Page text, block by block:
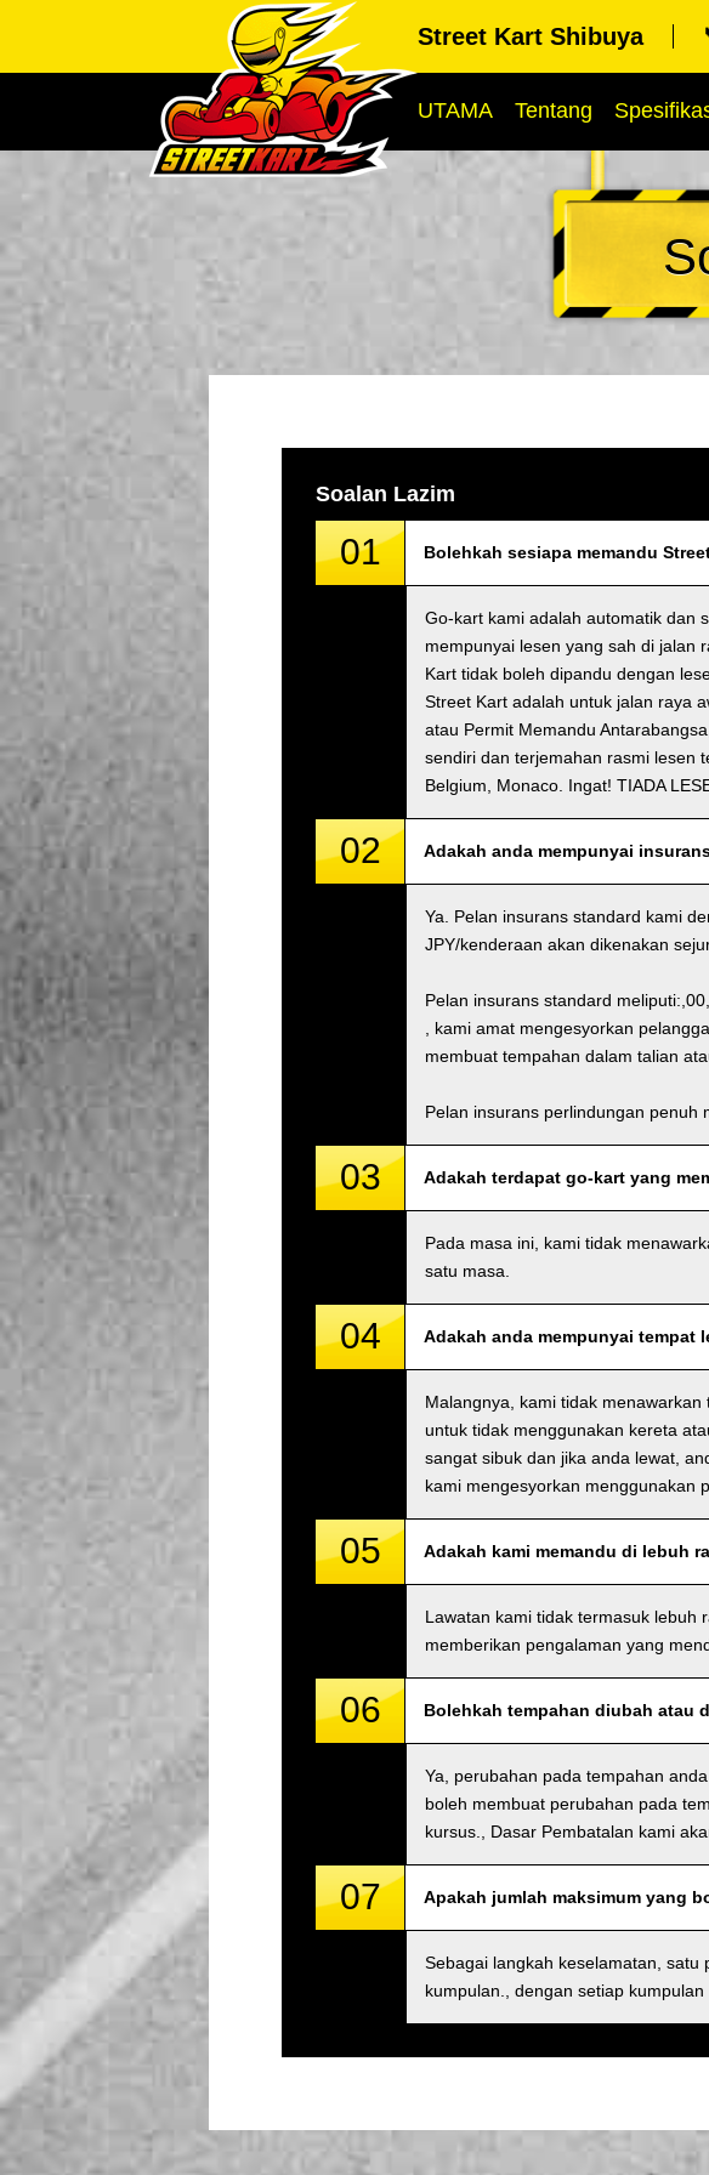
Street Kart Shibuya
UTAMA Tentang
Soalan Lazim
01 Bolehkah sesiapa memandu
Go-kart kami adalah automatik dan
mempunyai lesen yang sah di jalan
Kart tidak boleh dipandu dengan
Street Kart adalah untuk jalan raya
atau Permit Memandu
sendiri dan terjemahan rasmi lesen
Belgium, Monaco. Ingat! TIADA
02 Adakah anda mempunyai
Ya. Pelan insurans standard kami
JPY/kenderaan akan dikenakan
Pelan insurans standard
, kami amat mengesyorkan
membuat tempahan dalam talian
Pelan insurans perlindungan penuh
03 Adakah terdapat go-kart yang
Pada masa ini, kami tidak
satu masa.
04 Adakah anda mempunyai tempat
Malangnya, kami tidak
untuk tidak menggunakan kereta
sangat sibuk dan jika anda lewat,
kami mengesyorkan menggunakan
05 Adakah kami memandu di lebuh
Lawatan kami tidak termasuk lebuh
memberikan pengalaman yang
06 Bolehkah tempahan diubah atau
Ya, perubahan pada tempahan
boleh membuat perubahan pada
kursus., Dasar Pembatalan kami
07 Apakah jumlah maksimum yang
Sebagai langkah keselamatan,
kumpulan., dengan setiap